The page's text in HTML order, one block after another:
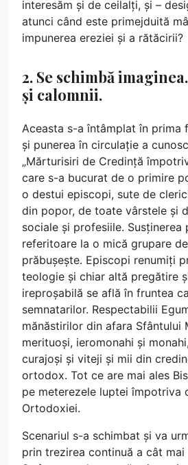
interesăm și de ceilalți, și –
atunci când este primejduită
impunerea ereziei și a rătăcirii?
2. Se schimbă
și calomnii.
Aceasta s-a întâmplat în prima
și punerea în circulație a
„Mărturisiri de Credință
care s-a bucurat de o primire
o destui episcopi, sute de
din popor, de toate vârstele și
sociale și profesiile. Susținerea
referitoare la o mică grupare
prăbușește. Episcopi renumiți
teologie și chiar altă pregătire
ireproșabilă se află în fruntea
semnatarilor. Respectabilii
mănăstirilor din afara Sfântului
merituoși, ieromonahi și
curajoși și viteji și mii din
ortodox. Tot ce are mai ales
pe meterezele luptei împotriva
Ortodoxiei.
Scenariul s-a schimbat și va
prin trezirea continuă a cât